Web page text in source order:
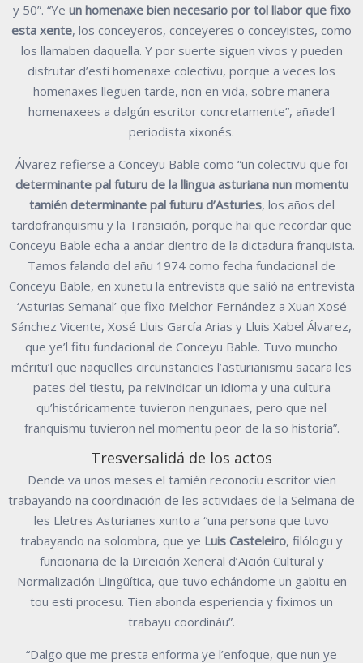
y 50”. “Ye un homenaxe bien necesario por tol llabor que fixo
esta xente, los conceyeros, conceyeres o conceyistes, como
los llamaben daquella. Y por suerte siguen vivos y pueden
disfrutar d’esti homenaxe colectivu, porque a veces los
homenaxes lleguen tarde, non en vida, sobre manera
homenaxees a dalgún escritor concretamente”, añade’l
periodista xixonés.
Álvarez refierse a Conceyu Bable como “un colectivu que foi
determinante pal futuru de la llingua asturiana nun momentu
tamién determinante pal futuru d’Asturies, los años del
tardofranquismu y la Transición, porque hai que recordar que
Conceyu Bable echa a andar dientro de la dictadura franquista.
Tamos falando del añu 1974 como fecha fundacional de
Conceyu Bable, en xunetu la entrevista que salió na entrevista
‘Asturias Semanal’ que fixo Melchor Fernández a Xuan Xosé
Sánchez Vicente, Xosé Lluis García Arias y Lluis Xabel Álvarez,
que ye’l fitu fundacional de Conceyu Bable. Tuvo muncho
méritu’l que naquelles circunstancies l’asturianismu sacara les
pates del tiestu, pa reivindicar un idioma y una cultura
qu’históricamente tuvieron nengunaes, pero que nel
franquismu tuvieron nel momentu peor de la so historia”.
Tresversalidá de los actos
Dende va unos meses el tamién reconocíu escritor vien
trabayando na coordinación de les actividaes de la Selmana de
les Lletres Asturianes xunto a “una persona que tuvo
trabayando na solombra, que ye Luis Casteleiro, filólogu y
funcionaria de la Direición Xeneral d’Aición Cultural y
Normalización Llingüítica, que tuvo echándome un gabitu en
tou esti procesu. Tien abonda esperiencia y fiximos un
trabayu coordináu”.
“Dalgo que me presta enforma ye l’enfoque, que nun ye